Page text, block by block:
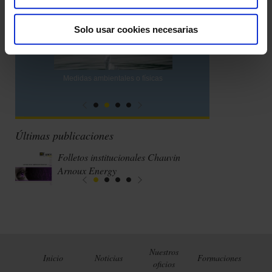
Solo usar cookies necesarias
Medidas ambientales o físicas
Últimas publicaciones
Folletos institucionales Chauvin
Arnoux Energy
Inicio Noticias
Nuestros
oficios
Formaciones